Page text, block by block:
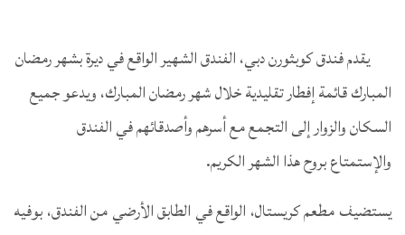
يقدم فندق كوبثورن دبي، الفندق الشهير الواقع في ديرة بشهر رمضان
المبارك قائمة إفطار تقليدية خلال شهر رمضان المبارك، ويدعو جميع
السكان والزوار إلى التجمع مع أسرهم وأصدقائهم في الفندق
والإستمتاع بروح هذا الشهر الكريم.
يستضيف مطعم كريستال، الواقع في الطابق الأرضي من الفندق، بوفيه